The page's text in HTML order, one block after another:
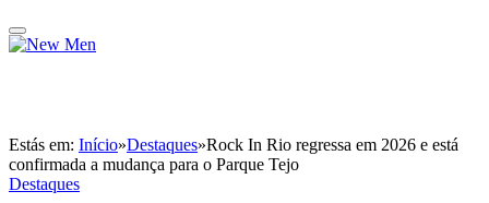
Estás em: Início»Destaques»Rock In Rio regressa em 2026 e está
confirmada a mudança para o Parque Tejo
Destaques